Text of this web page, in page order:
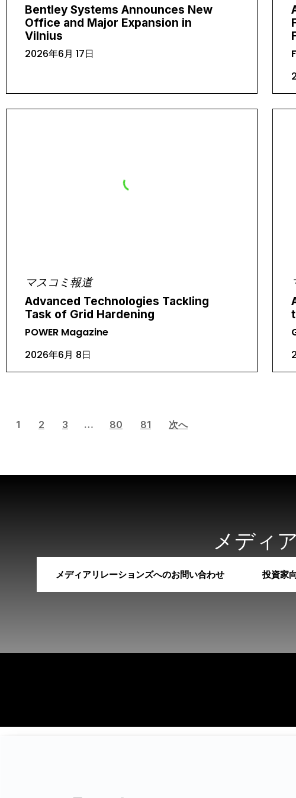
Bentley Systems Announces New
Office and Major Expansion in
Vilnius
2026年6月 17日
マスコミ報道
Advanced Technologies Tackling
Task of Grid Hardening
POWER Magazine
2026年6月 8日
1 2 3 … 80 81 次へ
メディ
メディアリレーションズへのお問い合わせ 投資家